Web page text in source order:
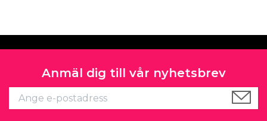
Anmäl dig till vår nyhetsbrev